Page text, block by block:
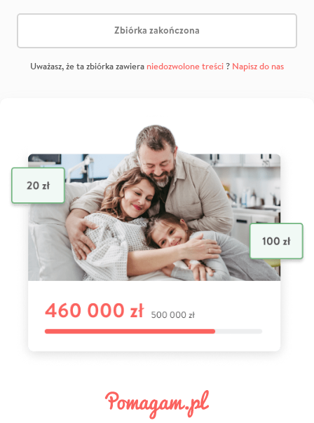
Zbiórka zakończona
Uważasz, że ta zbiórka zawiera niedozwolone treści? Napisz do nas